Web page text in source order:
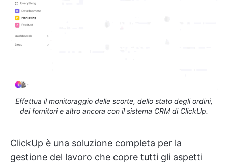
Effettua il monitoraggio delle scorte, dello stato degli ordini,
dei fornitori e altro ancora con il sistema CRM di ClickUp.
ClickUp è una soluzione completa per la
gestione del lavoro che copre tutti gli aspetti